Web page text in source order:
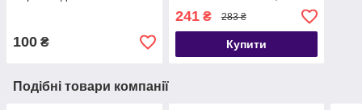
100 ₴
9158, AW-5055R, AW-3800
(AW-2055ST)
241₴ 283 ₴
Купити
Подібні товари компанії